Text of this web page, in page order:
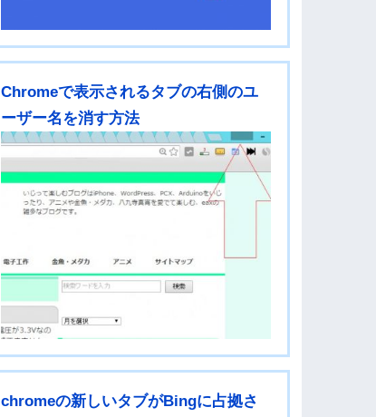
Chromeで表示されるタブの右側のユ
ーザー名を消す方法
chromeの新しいタブがBingに占拠さ